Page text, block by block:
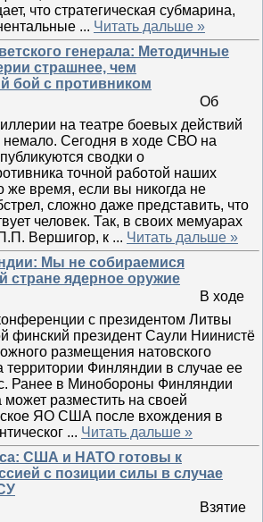
что стратегическая субмарина,
... Читать дальше »
генерала: Методичные
страшнее, чем
бой с противником
Об
на театре боевых действий
немало. Сегодня в ходе СВО на
сводки о
точной работой наших
же время, если вы никогда не
сложно даже представить, что
человек. Так, в своих мемуарах
Вершигор, к ... Читать дальше »
Мы не собираемися
стране ядерное оружие
В ходе
с президентом Литвы
финский президент Саули Ниинистё
размещения натовского
территории Финляндии в случае ее
Ранее в Минобороны Финляндии
может разместить на своей
ЯО США после вхождения в
... Читать дальше »
США и НАТО готовы к
с позиции силы в случае
Взятие